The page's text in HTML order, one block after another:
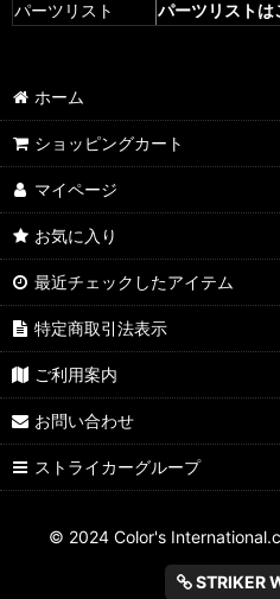
パーツリスト
パーツリストは
ホーム
ショッピングカート
マイページ
お気に入り
最近チェックしたアイテム
特定商取引法表示
ご利用案内
お問い合わせ
ストライカーグループ
© 2024 Color's
STRIKER